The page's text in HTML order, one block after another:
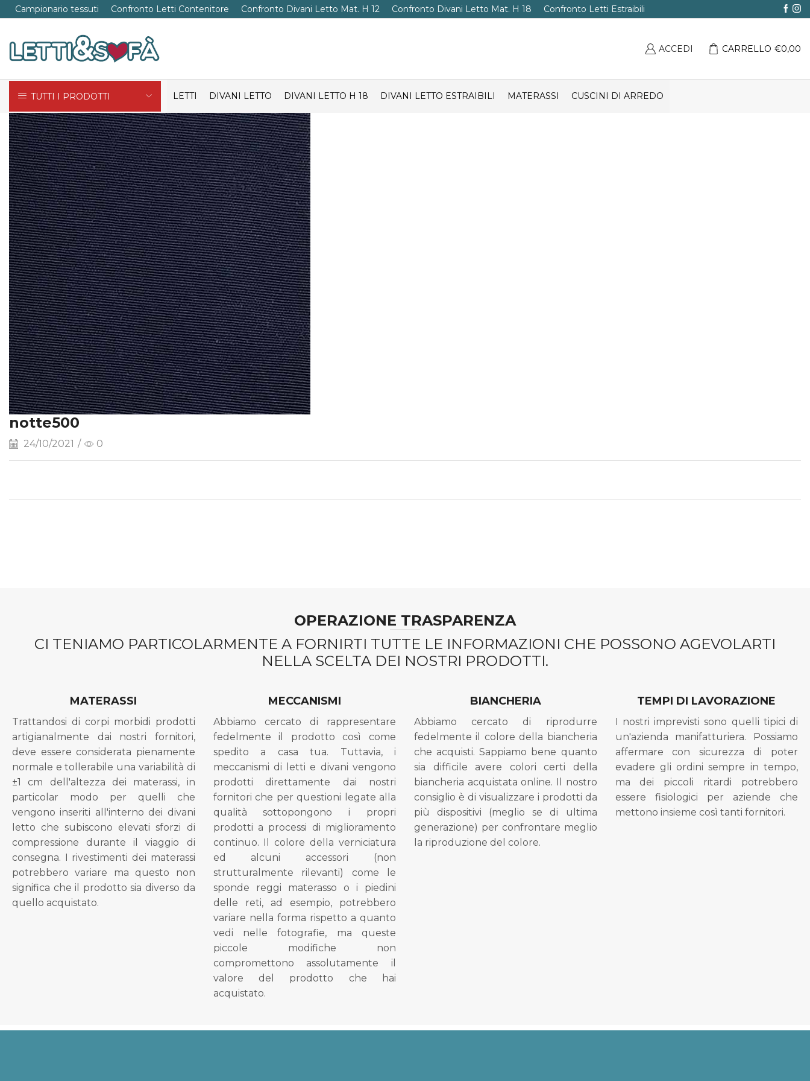
Campionario tessuti Confronto Letti Contenitore Confronto Divani Letto Mat. H 12 Confronto Divani Letto Mat. H 18 Confronto Letti Estraibili
ACCEDI CARRELLO €0,00
TUTTI I PRODOTTI LETTI DIVANI LETTO DIVANI LETTO H 18 DIVANI LETTO ESTRAIBILI MATERASSI CUSCINI DI ARREDO
notte500
24/10/2021 / 0
OPERAZIONE TRASPARENZA
CI TENIAMO PARTICOLARMENTE A FORNIRTI TUTTE LE INFORMAZIONI CHE POSSONO AGEVOLARTI
NELLA SCELTA DEI NOSTRI PRODOTTI.
MATERASSI
Trattandosi di corpi morbidi prodotti
artigianalmente dai nostri fornitori,
deve essere considerata pienamente
normale e tollerabile una variabilità di
±1 cm dell'altezza dei materassi, in
particolar modo per quelli che
vengono inseriti all'interno dei divani
letto che subiscono elevati sforzi di
compressione durante il viaggio di
consegna. I rivestimenti dei materassi
potrebbero variare ma questo non
significa che il prodotto sia diverso da
quello acquistato.
MECCANISMI
Abbiamo cercato di rappresentare
fedelmente il prodotto così come
spedito a casa tua. Tuttavia, i
meccanismi di letti e divani vengono
prodotti direttamente dai nostri
fornitori che per questioni legate alla
qualità sottopongono i propri
prodotti a processi di miglioramento
continuo. Il colore della verniciatura
ed alcuni accessori (non
strutturalmente rilevanti) come le
sponde reggi materasso o i piedini
delle reti, ad esempio, potrebbero
variare nella forma rispetto a quanto
vedi nelle fotografie, ma queste
piccole modifiche non
compromettono assolutamente il
valore del prodotto che hai
acquistato.
BIANCHERIA
Abbiamo cercato di riprodurre
fedelmente il colore della biancheria
che acquisti. Sappiamo bene quanto
sia difficile avere colori certi della
biancheria acquistata online. Il nostro
consiglio è di visualizzare i prodotti da
più dispositivi (meglio se di ultima
generazione) per confrontare meglio
la riproduzione del colore.
TEMPI DI LAVORAZIONE
I nostri imprevisti sono quelli tipici di
un'azienda manifatturiera. Possiamo
affermare con sicurezza di poter
evadere gli ordini sempre in tempo,
ma dei piccoli ritardi potrebbero
essere fisiologici per aziende che
mettono insieme così tanti fornitori.